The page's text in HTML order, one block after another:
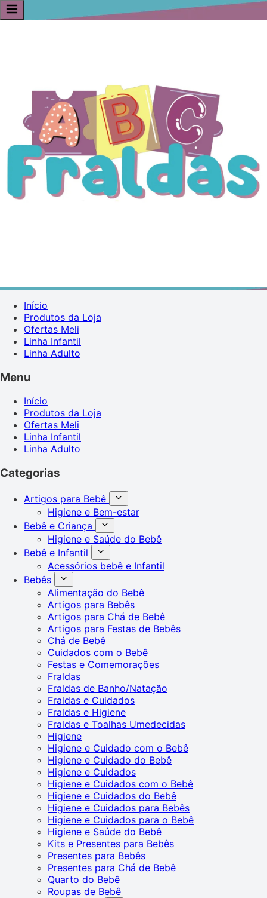
Início
Produtos da Loja
Ofertas Meli
Linha Infantil
Linha Adulto
Menu
Início
Produtos da Loja
Ofertas Meli
Linha Infantil
Linha Adulto
Categorias
Artigos para Bebê
Higiene e Bem-estar
Bebê e Criança
Higiene e Saúde do Bebê
Bebê e Infantil
Acessórios bebê e Infantil
Bebês
Alimentação do Bebê
Artigos para Bebês
Artigos para Chá de Bebê
Artigos para Festas de Bebês
Chá de Bebê
Cuidados com o Bebê
Festas e Comemorações
Fraldas
Fraldas de Banho/Natação
Fraldas e Cuidados
Fraldas e Higiene
Fraldas e Toalhas Umedecidas
Higiene
Higiene e Cuidado com o Bebê
Higiene e Cuidado do Bebê
Higiene e Cuidados
Higiene e Cuidados com o Bebê
Higiene e Cuidados do Bebê
Higiene e Cuidados para Bebês
Higiene e Cuidados para o Bebê
Higiene e Saúde do Bebê
Kits e Presentes para Bebês
Presentes para Bebês
Presentes para Chá de Bebê
Quarto do Bebê
Roupas de Bebê